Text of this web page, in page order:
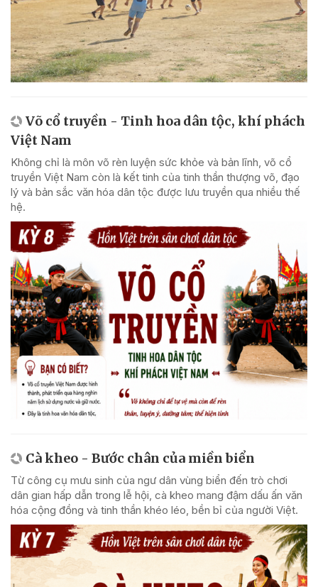
Võ cổ truyền - Tinh hoa dân tộc, khí phách
Việt Nam
Không chỉ là môn võ rèn luyện sức khỏe và bản lĩnh, võ cổ
truyền Việt Nam còn là kết tinh của tinh thần thượng võ, đạo
lý và bản sắc văn hóa dân tộc được lưu truyền qua nhiều thế
hệ.
Cà kheo - Bước chân của miền biển
Từ công cụ mưu sinh của ngư dân vùng biển đến trò chơi
dân gian hấp dẫn trong lễ hội, cà kheo mang đậm dấu ấn văn
hóa cộng đồng và tinh thần khéo léo, bền bỉ của người Việt.